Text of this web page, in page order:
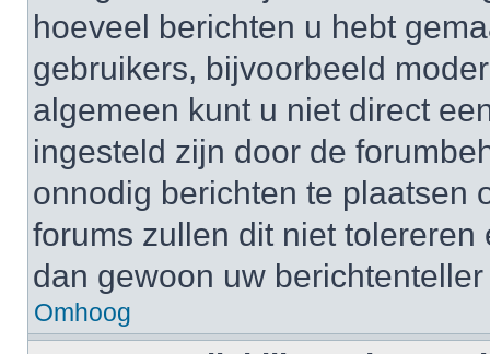
hoeveel berichten u hebt
gebruikers, bijvoorbeeld
algemeen kunt u niet direct
ingesteld zijn door de
onnodig berichten te plaatsen
forums zullen dit niet
dan gewoon uw
Omhoog